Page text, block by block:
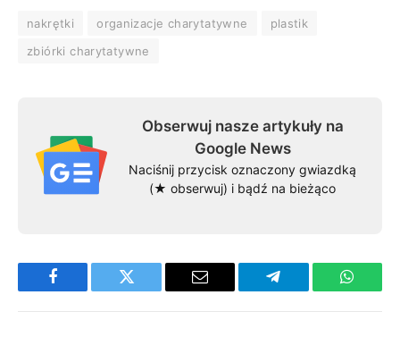
nakrętki organizacje charytatywne
plastik
zbiórki charytatywne
Obserwuj nasze artykuły na
Google News
Naciśnij przycisk oznaczony gwiazdką
(★ obserwuj) i bądź na bieżąco
Facebook Twitter Email Telegram